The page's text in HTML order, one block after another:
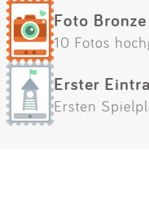
Foto Bronze
10 Fotos
Erster
Ersten